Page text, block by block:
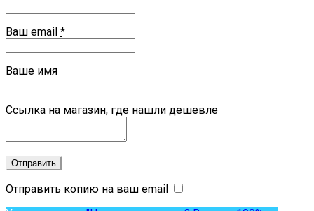
Ваш email *
Ваше имя
Ссылка на магазин, где нашли дешевле
Отправить копию на ваш email